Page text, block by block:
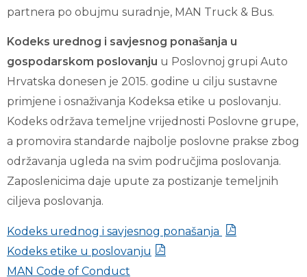
partnera po obujmu suradnje, MAN Truck & Bus.
Kodeks urednog i savjesnog ponašanja u
gospodarskom poslovanju u Poslovnoj grupi Auto
Hrvatska donesen je 2015. godine u cilju sustavne
primjene i osnaživanja Kodeksa etike u poslovanju.
Kodeks održava temeljne vrijednosti Poslovne grupe,
a promovira standarde najbolje poslovne prakse zbog
održavanja ugleda na svim područjima poslovanja.
Zaposlenicima daje upute za postizanje temeljnih
ciljeva poslovanja.
Kodeks urednog i savjesnog ponašanja
Kodeks etike u poslovanju
MAN Code of Conduct